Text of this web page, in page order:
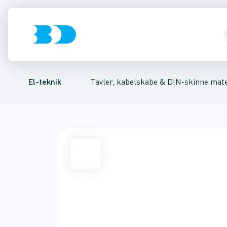
El-teknik Tavler, kabelskabe & DIN-skinne
Afbrydere, stikkontakter & lampeudtag
Tavler, kapsling og rackskabeFordelings-/
Kombiafbryder FejlstrømsmodulNeozed D0